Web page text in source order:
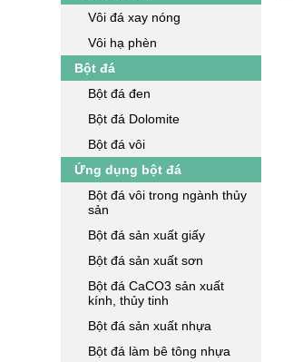
Vôi đá xay nóng
Vôi hạ phèn
Bột đá
Bột đá đen
Bột đá Dolomite
Bột đá vôi
Ứng dụng bột đá
Bột đá vôi trong ngành thủy
sản
Bột đá sản xuất giấy
Bột đá sản xuất sơn
Bột đá CaCO3 sản xuất
kính, thủy tinh
Bột đá sản xuất nhựa
Bột đá làm bê tông nhựa